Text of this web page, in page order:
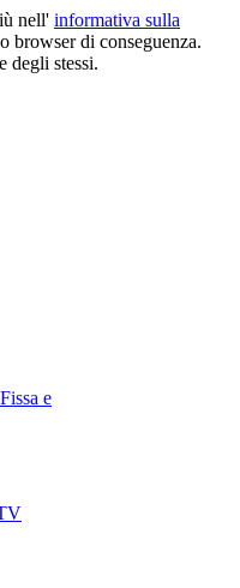
nell' informativa sulla
browser di conseguenza.
degli stessi.
e